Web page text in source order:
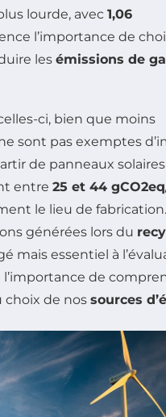
lourde, avec 1,06
l’importance de
les émissions de
ci, bien que moins
sont pas exemptes
de panneaux solaires
entre 25 et 44
le lieu de
générées lors du
mais essentiel à
de
choix de nos sources